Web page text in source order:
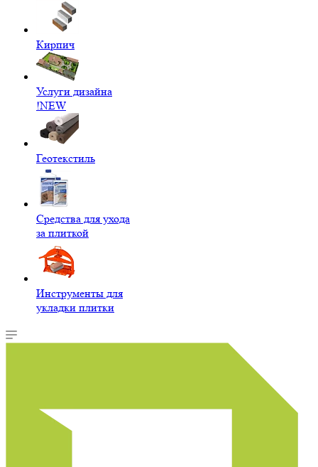
Кирпич
Услуги дизайна
!NEW
Геотекстиль
Средства для ухода
за плиткой
Инструменты для
укладки плитки